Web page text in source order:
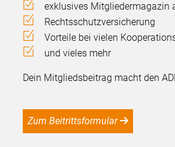
exklusives Mitgliedermagazin
Rechtsschutzversicherung
Vorteile bei vielen
und vieles mehr
Dein Mitgliedsbeitrag macht den
Zum Beitrittsformular